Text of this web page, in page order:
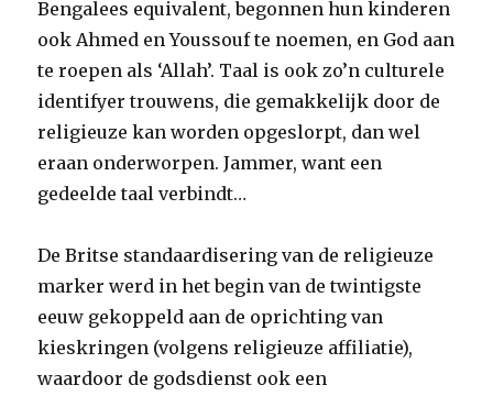
Bengalees equivalent, begonnen hun kinderen
ook Ahmed en Youssouf te noemen, en God aan
te roepen als ‘Allah’. Taal is ook zo’n culturele
identifyer trouwens, die gemakkelijk door de
religieuze kan worden opgeslorpt, dan wel
eraan onderworpen. Jammer, want een
gedeelde taal verbindt…
De Britse standaardisering van de religieuze
marker werd in het begin van de twintigste
eeuw gekoppeld aan de oprichting van
kieskringen (volgens religieuze affiliatie),
waardoor de godsdienst ook een